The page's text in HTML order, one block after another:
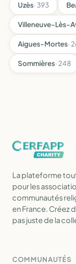
Uzès· 393
Villeneuve-Lès-
Aigues-Mortes·
Sommières· 248
La plateforme
pour les
communautés
en France. Créez
pas juste de la
COMMUNAUTÉS